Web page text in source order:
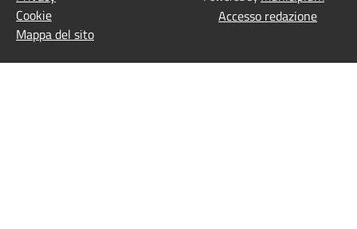
Cookie
Mappa del sito
Accesso redazione